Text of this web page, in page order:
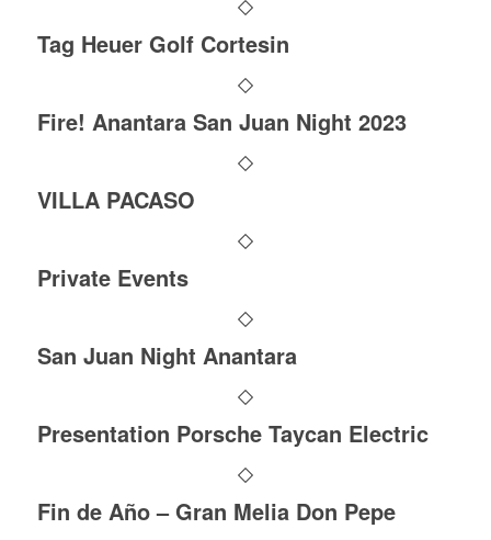
Tag Heuer Golf Cortesin
Fire! Anantara San Juan Night 2023
VILLA PACASO
Private Events
San Juan Night Anantara
Presentation Porsche Taycan Electric
Fin de Año – Gran Melia Don Pepe